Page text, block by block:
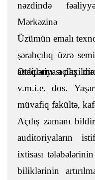
nəzdində
Mərkəzinə
Üzümün emalı
şərabçılıq üzrə
auditoriyası daxildir.
Otaqların açılış
v.m.i.e. dos.
müvafiq fakültə,
Açılış zamanı
auditoriyaların
ixtisası
biliklərinin